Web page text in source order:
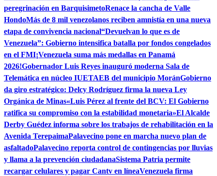
peregrinación en BarquisimetoRenace la cancha de Valle
HondoMás de 8 mil venezolanos reciben amnistía en una nueva
etapa de convivencia nacional“Devuelvan lo que es de
Venezuela”: Gobierno intensifica batalla por fondos congelados
en el FMI¡Venezuela suma más medallas en Panamá
2026!Gobernador Luis Reyes inauguró moderna Sala de
Telemática en núcleo IUETAEB del municipio MoránGobierno
da giro estratégico: Delcy Rodríguez firma la nueva Ley
Orgánica de Minas«Luis Pérez al frente del BCV: El Gobierno
ratifica su compromiso con la estabilidad monetaria»El Alcalde
Derby Guédez informa sobre los trabajos de rehabilitación en la
Avenida TerepaimaPalavecino pone en marcha nuevo plan de
asfaltadoPalavecino reporta control de contingencias por lluvias
y llama a la prevención ciudadanaSistema Patria permite
recargar celulares y pagar Cantv en líneaVenezuela firma